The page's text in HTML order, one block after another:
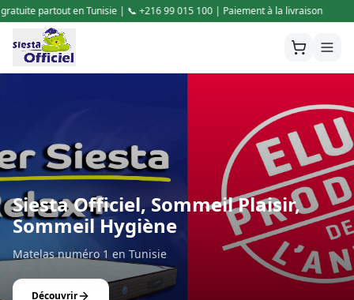
| Paiement à la livraison 🚚 Livraison gratuite partout en
Siesta Officiel, Sommeil Plaisir,
Sommeil Hygiène
Matelas numéro 1 en Tunisie
Découvrir